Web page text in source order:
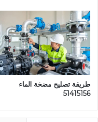
طريقة تصليح مضخة الماء
51415156